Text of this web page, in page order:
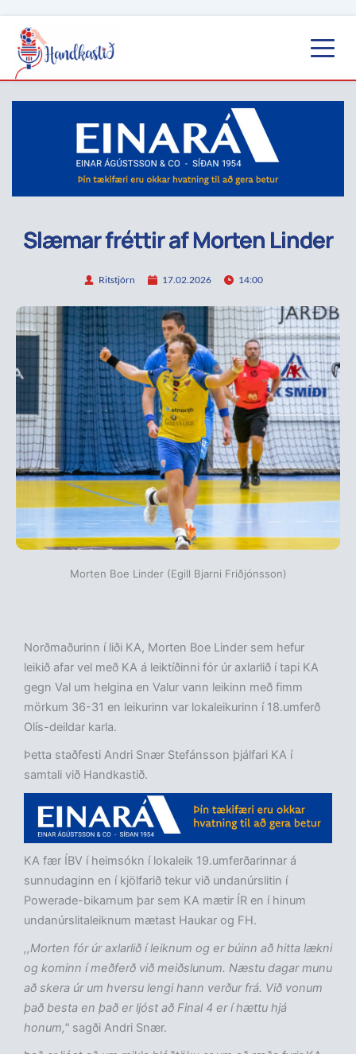
Slæmar fréttir af Morten Linder
Ritstjórn 17.02.2026 14:00
Morten Boe Linder (Egill Bjarni Friðjónsson)
Norðmaðurinn í liði KA, Morten Boe Linder sem hefur
leikið afar vel með KA á leiktíðinni fór úr axlarlið í tapi KA
gegn Val um helgina en Valur vann leikinn með fimm
mörkum 36-31 en leikurinn var lokaleikurinn í 18.umferð
Olís-deildar karla.
Þetta staðfesti Andri Snær Stefánsson þjálfari KA í
samtali við Handkastið.
KA fær ÍBV í heimsókn í lokaleik 19.umferðarinnar á
sunnudaginn en í kjölfarið tekur við undanúrslitin í
Powerade-bikarnum þar sem KA mætir ÍR en í hinum
undanúrslitaleiknum mætast Haukar og FH.
,,Morten fór úr axlarlið í leiknum og er búinn að hitta lækni
og kominn í meðferð við meiðslunum. Næstu dagar munu
að skera úr um hversu lengi hann verður frá. Við vonum
það besta en það er ljóst að Final 4 er í hættu hjá
honum," sagði Andri Snær.